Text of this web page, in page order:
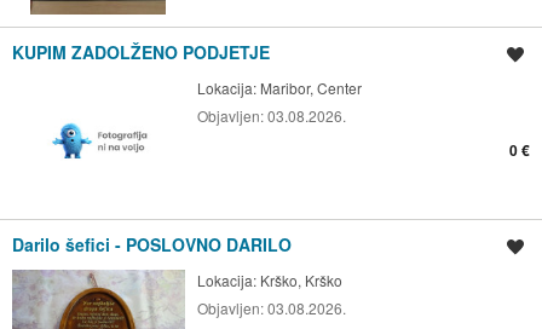
KUPIM ZADOLŽENO PODJETJE
Lokacija: Maribor, Center
Objavljen:03.08.2026.
0 €
Darilo šefici - POSLOVNO DARILO
Lokacija: Krško, Krško
Objavljen:03.08.2026.